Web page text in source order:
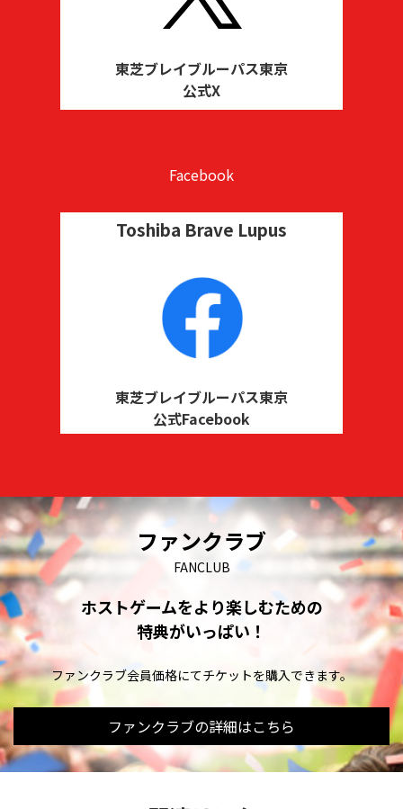
東芝ブレイブルーパス東京
公式X
Facebook
Toshiba Brave Lupus
東芝ブレイブルーパス東京
公式Facebook
ファンクラブ
FANCLUB
ホストゲームをより楽しむための
特典がいっぱい！
ファンクラブ会員価格にてチケットを購入できます。
ファンクラブの詳細はこちら